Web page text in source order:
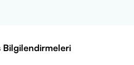
Bilgilendirmeleri